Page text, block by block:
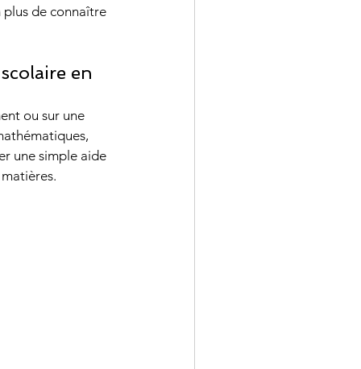
plus de connaître
en
ou sur une
une simple aide